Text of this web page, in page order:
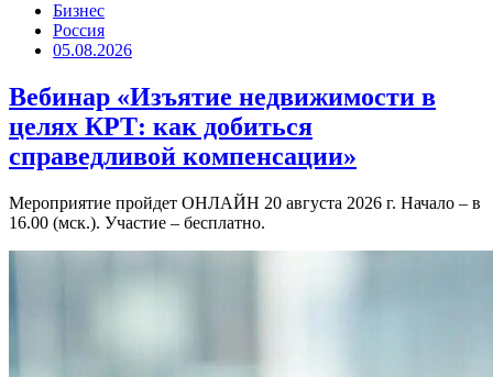
Бизнес
Россия
05.08.2026
Вебинар «Изъятие недвижимости в
целях КРТ: как добиться
справедливой компенсации»
Мероприятие пройдет ОНЛАЙН 20 августа 2026 г. Начало – в
16.00 (мск.). Участие – бесплатно.